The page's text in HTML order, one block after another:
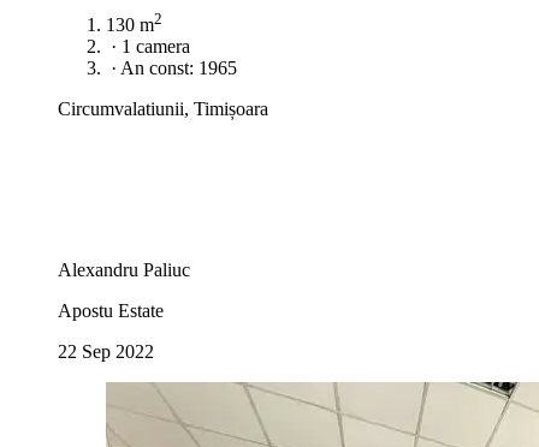
130 m2
· 1 camera
· An const: 1965
Circumvalatiunii, Timișoara
Alexandru Paliuc
Apostu Estate
22 Sep 2022